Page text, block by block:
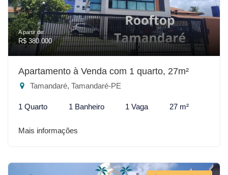
A partir de:
R$ 380.000
Apartamento à Venda com 1 quarto, 27m²
Tamandaré, Tamandaré-PE
1 Quarto 1 Banheiro 1 Vaga 27 m²
Mais informações